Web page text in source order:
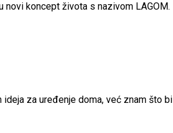
koncept života s nazivom
za uređenje doma, već znam što